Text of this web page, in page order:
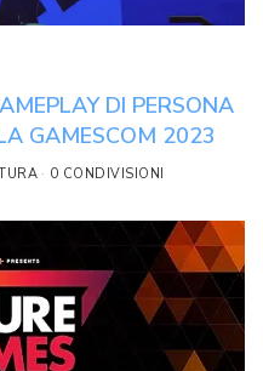
DI PERSONA
GAMESCOM 2023
0 CONDIVISIONI